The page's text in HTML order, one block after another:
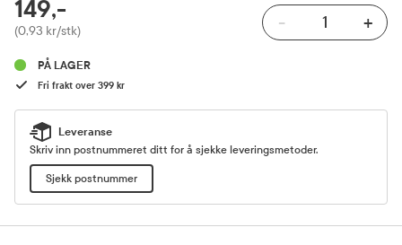
Pris
149,-
(0,93 kr/stk) - +
PÅ LAGER
Fri frakt over 399 kr
Leveranse
Skriv inn postnummeret ditt for å sjekke leveringsmetoder.
Sjekk postnummer